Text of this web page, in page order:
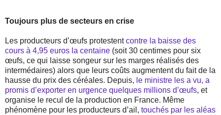
Toujours plus de secteurs en crise
Les producteurs d’œufs protestentcontre la baisse des
cours à 4,95 euros la centaine (soit 30 centimes pour six
œufs, ce qui laisse songeur sur les marges réalisés des
intermédaires) alors que leurs coûts augmentent du fait de la
hausse du prix des céréales. Depuis, le ministre les a vu, a
promis d’exporter en urgence quelques millions d’œufs, et
organise le recul de la production en France. Même
phénomène pour les producteurs d’ail, touchés par les aléas